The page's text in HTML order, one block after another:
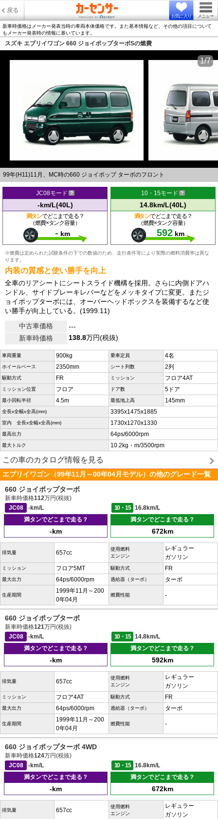
戻る
お気に入り メニュー
新車時価格はメーカー発表当時の車両本体価格です。また基本情報など、その他の項目について
もメーカー発表時の情報に基いています。
スズキ エブリイワゴン 660 ジョイポップターボSの燃費
99年(H11)11月、MC時の660 ジョイポップ ターボのフロント
1/7
JC08モード
-km/L(40L)
満タンでどこまで走る？
（燃費×タンク容量）
- km
10・15モード
14.8km/L(40L)
満タンでどこまで走る？
（燃費×タンク容量）
592 km
※燃費は定められた試験条件の下での数値のため、走行条件等により実際の燃料消費率は異な
ります。
内装の質感と使い勝手を向上
全車のリアシートにシートスライド機構を採用。さらに内側ドアハ
ンドル、サイドブレーキレバーなどをメッキタイプに変更。またジ
ョイポップターボには、オーバーヘッドボックスを装備するなど使
い勝手が向上している。(1999.11)
中古車価格
---
新車時価格
138.8万円(税抜)
車両重量 900kg 乗車定員 4名
ホイールベース 2350mm シート列数 2列
駆動方式 FR ミッション フロア4AT
ミッション位置 フロア ドア数 5ドア
最小回転半径 4.5m 最低地上高 145mm
全長x全幅x全高(mm) 3395x1475x1885
室内 全長x全幅x全高(mm) 1730x1270x1330
最高出力 64ps/6000rpm
最大トルク 10.2kg・m/3500rpm
この車のカタログ情報を見る
エブリイワゴン（99年11月～00年04月モデル）の他のグレード一覧
660 ジョイポップターボ
新車時価格112万円(税抜)
JC08
-km/L 10・15
16.8km/L
満タンでどこまで走る？
-km
満タンでどこまで走る？
672km
排気量 657cc
使用燃料
エンジン
レギュラー
ガソリン
ミッション フロア5MT 駆動方式 FR
最大出力 64ps/6000rpm 過給器（ターボ） ターボ
生産期間
1999年11月～200
0年04月
燃費性能 -
660 ジョイポップターボ
新車時価格121万円(税抜)
JC08
-km/L 10・15
14.8km/L
満タンでどこまで走る？
-km
満タンでどこまで走る？
592km
排気量 657cc
使用燃料
エンジン
レギュラー
ガソリン
ミッション フロア4AT 駆動方式 FR
最大出力 64ps/6000rpm 過給器（ターボ） ターボ
生産期間
1999年11月～200
0年04月
燃費性能 -
660 ジョイポップターボ 4WD
新車時価格124万円(税抜)
JC08
-km/L 10・15
16.8km/L
満タンでどこまで走る？
-km
満タンでどこまで走る？
672km
排気量 657cc
使用燃料
エンジン
レギュラー
ガソリン